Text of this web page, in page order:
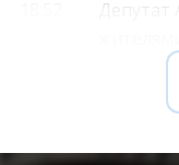
Депутат